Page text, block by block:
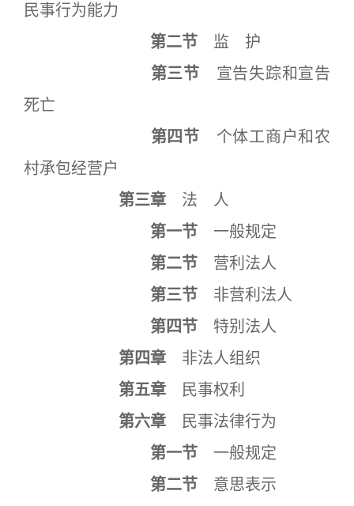
民事行为能力
第二节 监 护
第三节 宣告失踪和宣告
死亡
第四节 个体工商户和农
村承包经营户
第三章 法 人
第一节 一般规定
第二节 营利法人
第三节 非营利法人
第四节 特别法人
第四章 非法人组织
第五章 民事权利
第六章 民事法律行为
第一节 一般规定
第二节 意思表示